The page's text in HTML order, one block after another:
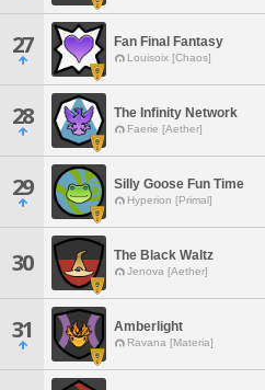
27 Fan Final Fantasy
Louisoix [Chaos]
28 The Infinity Network
Faerie [Aether]
29 Silly Goose Fun Time
Hyperion [Primal]
30 The Black Waltz
Jenova [Aether]
31 Amberlight
Ravana [Materia]